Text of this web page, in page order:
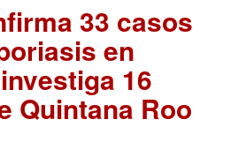
33 casos
en
16
Quintana Roo